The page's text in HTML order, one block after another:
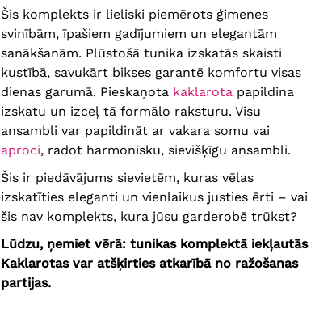
apkārtmērs
52 cm
60
Krūšu apkārtmērs 150 cm , gūžas
apkārtmērs 164 cm, garums
92 cm , piedurknes garums 42 cm
bicepss 60 cm , vidukļa
apkārtmērs 100-152 cm, gūžas
apkārtmērs
152 cm
, garums
102 cm, stāvoklis priekšā un
aizmugurē 29/34 cm, augšstilba
apkārtmērs
84 cm
apkārtmērs
54 cm
62
krūšu apkārtmērs 156 cm, gūžas
92 cm, piedurknes garums
bicepss
62 cm
, vidukļa
apkārtmērs 104-158 cm, gūžas
apkārtmērs 158 cm, garums
aizmugurē 30/35 cm, augšstilba
apkārtmērs
86 cm, potītes
apkārtmērs 54 cm
Šis komplekts ir lieliski piemērots ģimenes
svinībām, īpašiem gadījumiem un elegantām
sanākšanām. Plūstošā tunika izskatās skaisti
kustībā, savukārt bikses garantē komfortu visas
dienas garumā. Pieskaņota kaklarotapapildina
izskatu un izceļ tā formālo raksturu. Visu
ansambli var papildināt ar vakara somu vai
aproci, radot harmonisku, sievišķīgu ansambli.
Šis ir piedāvājums sievietēm, kuras vēlas
izskatīties eleganti un vienlaikus justies ērti – vai
šis nav komplekts, kura jūsu garderobē trūkst?
Lūdzu, ņemiet vērā: tunikas komplektā iekļautās
Kaklarotas var atšķirties atkarībā no ražošanas
partijas.